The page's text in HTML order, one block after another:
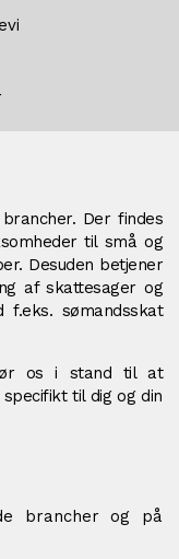
Der findes
til små og
Desuden betjener
af skattesager og
f.eks. sømandsskat
os i stand til at
til dig og din
brancher og på